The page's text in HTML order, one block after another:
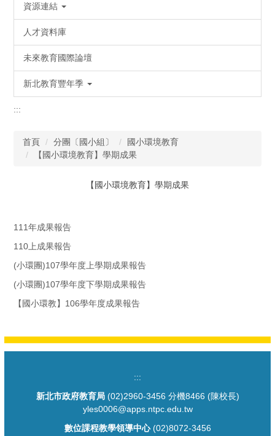
資源連結
人才資料庫
未來教育國際論壇
新北教育豐年季
:::
首頁 分團〔國小組〕
國小環境教育
【國小環境教育】學期成果
【國小環境教育】學期成果
111年成果報告
110上成果報告
(小環團)107學年度上學期成果報告
(小環團)107學年度下學期成果報告
【國小環教】106學年度成果報告
:::
新北市政府教育局(02)2960-3456 分機8466 (陳校長)
yles0006@apps.ntpc.edu.tw
數位課程教學領導中心(02)8072-3456